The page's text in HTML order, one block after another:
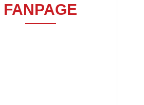
FANPAGE